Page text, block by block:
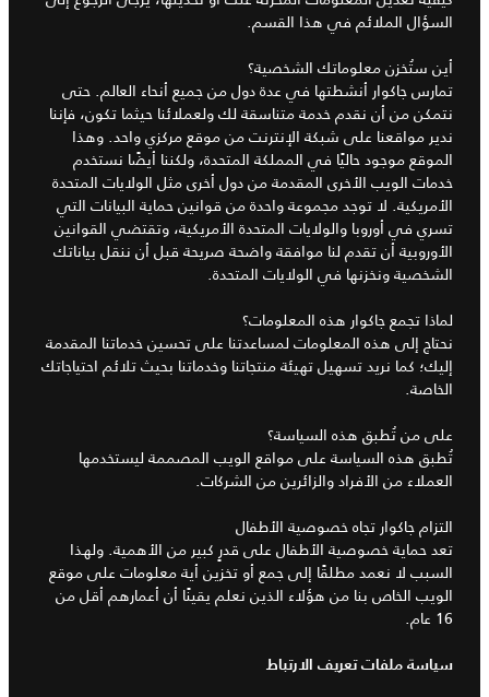
السؤال الملائم في هذا القسم.
أين ستُخزن معلوماتك الشخصية؟
تمارس جاكوار أنشطتها في عدة دول من جميع أنحاء العالم. حتى
نتمكن من أن نقدم خدمة متناسقة لك ولعملائنا حيثما تكون، فإننا
ندير مواقعنا على شبكة الإنترنت من موقع مركزي واحد. وهذا
الموقع موجود حاليًا في المملكة المتحدة، ولكننا أيضًا نستخدم
خدمات الويب الأخرى المقدمة من دول أخرى مثل الولايات المتحدة
الأمريكية. لا توجد مجموعة واحدة من قوانين حماية البيانات التي
تسري في أوروبا والولايات المتحدة الأمريكية، وتقتضي القوانين
الأوروبية أن تقدم لنا موافقة واضحة صريحة قبل أن ننقل بياناتك
الشخصية ونخزنها في الولايات المتحدة.
لماذا تجمع جاكوار هذه المعلومات؟
نحتاج إلى هذه المعلومات لمساعدتنا على تحسين خدماتنا المقدمة
إليك؛ كما نريد تسهيل تهيئة منتجاتنا وخدماتنا بحيث تلائم احتياجاتك
الخاصة.
على من تُطبق هذه السياسة؟
تُطبق هذه السياسة على مواقع الويب المصممة ليستخدمها
العملاء من الأفراد والزائرين من الشركات.
التزام جاكوار تجاه خصوصية الأطفال
تعد حماية خصوصية الأطفال على قدرٍ كبير من الأهمية. ولهذا
السبب لا نعمد مطلقًا إلى جمع أو تخزين أية معلومات على موقع
الويب الخاص بنا من هؤلاء الذين نعلم يقينًا أن أعمارهم أقل من
16 عام.
سياسة ملفات تعريف الارتباط